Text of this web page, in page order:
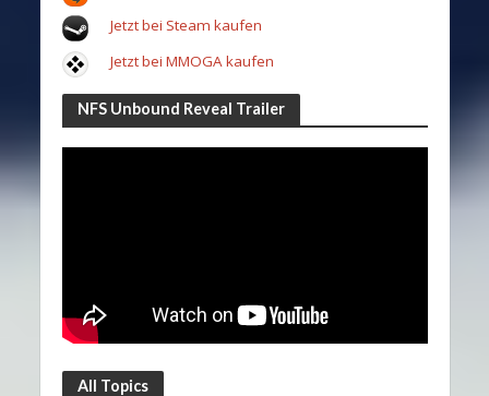
Jetzt bei Steam kaufen
Jetzt bei MMOGA kaufen
NFS Unbound Reveal Trailer
All Topics